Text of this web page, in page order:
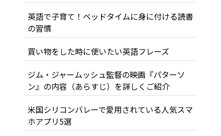
英語で子育て！ベッドタイムに身に付ける読書
の習慣
買い物をした時に使いたい英語フレーズ
ジム・ジャームッシュ監督の映画『パターソ
ン』の内容（あらすじ）を詳しくご紹介
米国シリコンバレーで愛用されている人気スマ
ホアプリ5選